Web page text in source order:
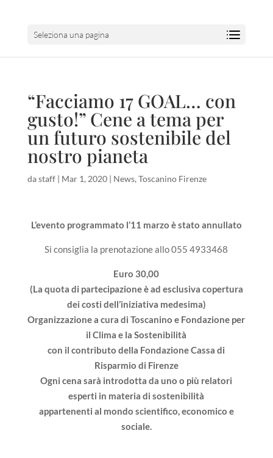
Seleziona una pagina
“Facciamo 17 GOAL… con
gusto!” Cene a tema per
un futuro sostenibile del
nostro pianeta
dastaff| Mar 1, 2020| News, Toscanino Firenze
L’evento programmato l’11 marzo è stato annullato
Si consiglia la prenotazione allo 055 4933468
Euro 30,00
(La quota di partecipazione è ad esclusiva copertura
dei costi dell’iniziativa medesima)
Organizzazione a cura di Toscanino e Fondazione per
il Clima e la Sostenibilità
con il contributo della Fondazione Cassa di
Risparmio di Firenze
Ogni cena sarà introdotta da uno o più relatori
esperti in materia di sostenibilità
appartenenti al mondo scientifico, economico e
sociale.